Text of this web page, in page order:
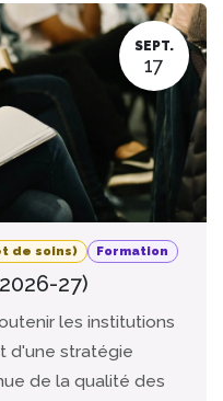
SEPT.
17
de soins) Formation
27)
les institutions
d'une stratégie
de la qualité des